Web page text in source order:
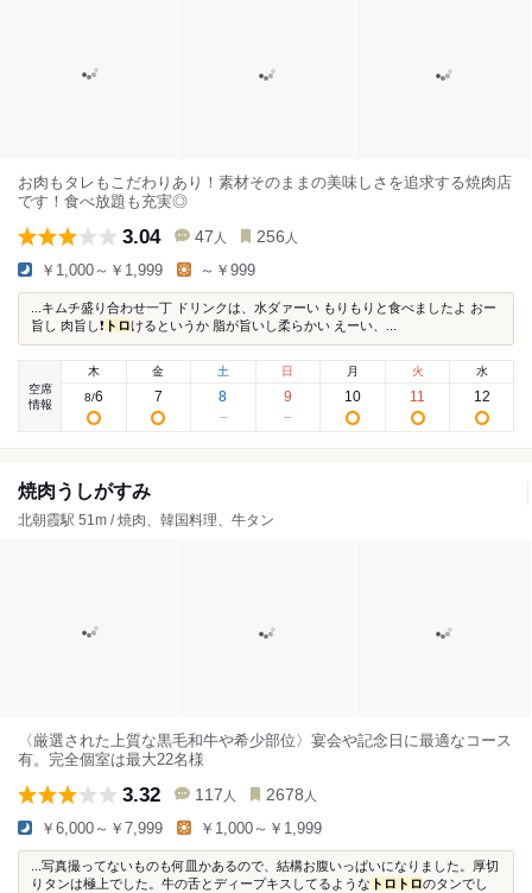
お肉もタレもこだわりあり！素材そのままの美味しさを追求する焼肉店
です！食べ放題も充実◎
3.04 47 人 256 人
￥1,000～￥1,999 ～￥999
...キムチ盛り合わせ一丁 ドリンクは、水ダァーい もりもりと食べましたよ おー
旨し 肉旨し❗️ トロけるというか 脂が旨いし柔らかい えーい、...
空席
情報
木
8/6
金
7
土
8
日
9
月
10
火
11
水
12
焼肉うしがすみ
北朝霞駅 51m / 焼肉、韓国料理、牛タン
〈厳選された上質な黒毛和牛や希少部位〉宴会や記念日に最適なコース
有。完全個室は最大22名様
3.32 117 人 2678 人
￥6,000～￥7,999 ￥1,000～￥1,999
...写真撮ってないものも何皿かあるので、結構お腹いっぱいになりました。厚切
りタンは極上でした。牛の舌とディープキスしてるような トロ トロのタンでし